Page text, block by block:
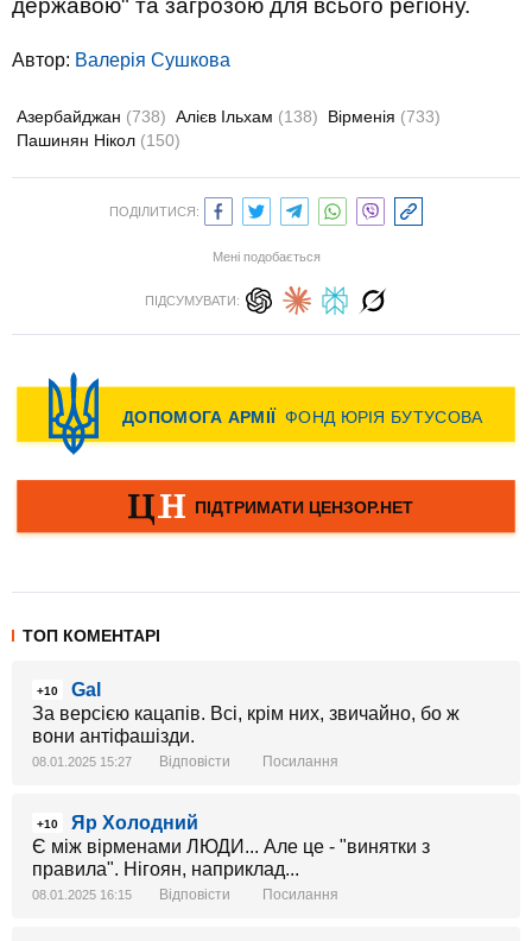
державою" та загрозою для всього регіону.
Автор: Валерiя Сушкова
Азербайджан (738) Алієв Ільхам (138) Вірменія (733)
Пашинян Нікол (150)
ПОДІЛИТИСЯ:
Мені подобається
ПІДСУМУВАТИ:
ТОП КОМЕНТАРІ
+10
Gal
За версією кацапів. Всі, крім них, звичайно, бо ж
вони антіфашізди.
08.01.2025 15:27 Відповісти Посилання
+10
Яр Холодний
Є між вірменами ЛЮДИ... Але це - "винятки з
правила". Нігоян, наприклад...
08.01.2025 16:15 Відповісти Посилання